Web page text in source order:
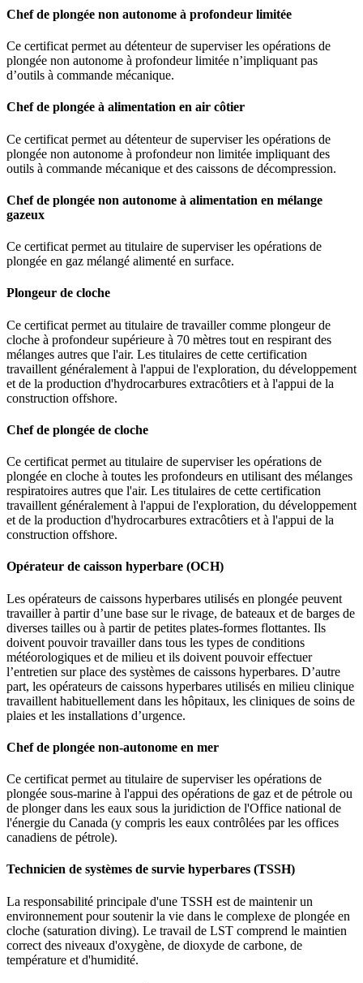
Chef de plongée non autonome à profondeur limitée
Ce certificat permet au détenteur de superviser les opérations de
plongée non autonome à profondeur limitée n’impliquant pas
d’outils à commande mécanique.
Chef de plongée à alimentation en air côtier
Ce certificat permet au détenteur de superviser les opérations de
plongée non autonome à profondeur non limitée impliquant des
outils à commande mécanique et des caissons de décompression.
Chef de plongée non autonome à alimentation en mélange
gazeux
Ce certificat permet au titulaire de superviser les opérations de
plongée en gaz mélangé alimenté en surface.
Plongeur de cloche
Ce certificat permet au titulaire de travailler comme plongeur de
cloche à profondeur supérieure à 70 mètres tout en respirant des
mélanges autres que l'air. Les titulaires de cette certification
travaillent généralement à l'appui de l'exploration, du développement
et de la production d'hydrocarbures extracôtiers et à l'appui de la
construction offshore.
Chef de plongée de cloche
Ce certificat permet au titulaire de superviser les opérations de
plongée en cloche à toutes les profondeurs en utilisant des mélanges
respiratoires autres que l'air. Les titulaires de cette certification
travaillent généralement à l'appui de l'exploration, du développement
et de la production d'hydrocarbures extracôtiers et à l'appui de la
construction offshore.
Opérateur de caisson hyperbare (OCH)
Les opérateurs de caissons hyperbares utilisés en plongée peuvent
travailler à partir d’une base sur le rivage, de bateaux et de barges de
diverses tailles ou à partir de petites plates-formes flottantes. Ils
doivent pouvoir travailler dans tous les types de conditions
météorologiques et de milieu et ils doivent pouvoir effectuer
l’entretien sur place des systèmes de caissons hyperbares. D’autre
part, les opérateurs de caissons hyperbares utilisés en milieu clinique
travaillent habituellement dans les hôpitaux, les cliniques de soins de
plaies et les installations d’urgence.
Chef de plongée non-autonome en mer
Ce certificat permet au titulaire de superviser les opérations de
plongée sous-marine à l'appui des opérations de gaz et de pétrole ou
de plonger dans les eaux sous la juridiction de l'Office national de
l'énergie du Canada (y compris les eaux contrôlées par les offices
canadiens de pétrole).
Technicien de systèmes de survie hyperbares (TSSH)
La responsabilité principale d'une TSSH est de maintenir un
environnement pour soutenir la vie dans le complexe de plongée en
cloche (saturation diving). Le travail de LST comprend le maintien
correct des niveaux d'oxygène, de dioxyde de carbone, de
température et d'humidité.